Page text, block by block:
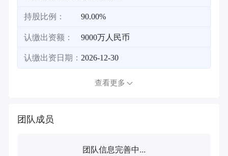
持股比例： 90.00%
认缴出资额： 9000万人民币
认缴出资日期： 2026-12-30
查看更多
团队成员
团队信息完善中...